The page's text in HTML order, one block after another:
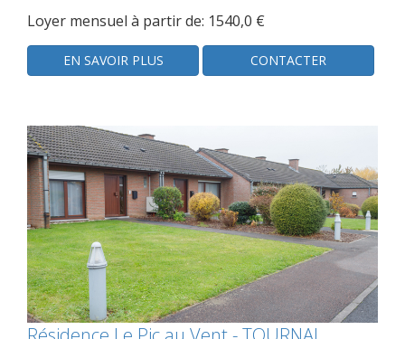
Loyer mensuel à partir de: 1540,0 €
EN SAVOIR PLUS CONTACTER